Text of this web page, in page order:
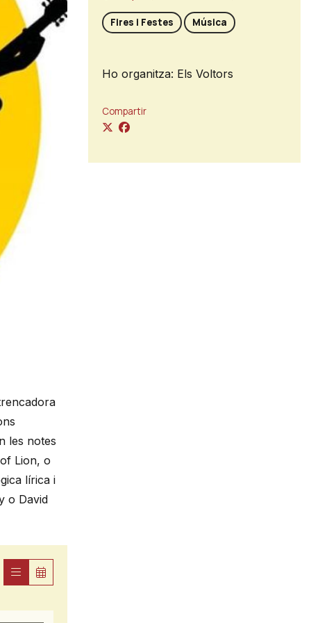
Fires i Festes Música
Ho organitza: Els Voltors
Compartir
les notes
Lion, o
lírica i
o David